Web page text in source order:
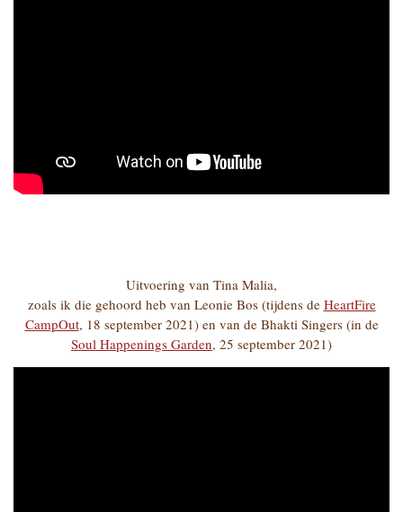
Uitvoering van Tina Malia,
zoals ik die gehoord heb van Leonie Bos (tijdens de HeartFire
CampOut, 18 september 2021) en van de Bhakti Singers (in de
Soul Happenings Garden, 25 september 2021)